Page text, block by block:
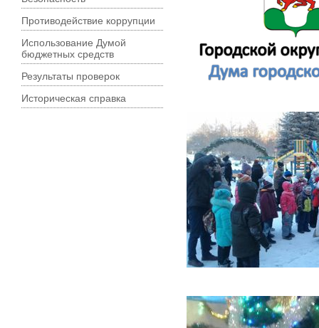
Противодействие коррупции
Использование Думой
бюджетных средств
Результаты проверок
Историческая справка